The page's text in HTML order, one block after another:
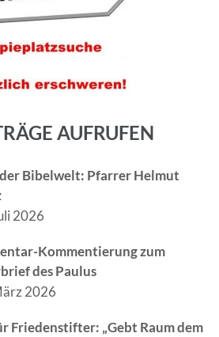
AUFRUFEN
Bibelwelt: Pfarrer Helmut
2026
Kommentierung zum
des Paulus
2026
Friedenstifter: „Gebt Raum dem